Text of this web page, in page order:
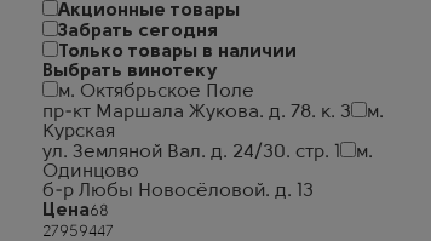
Акционные товары
Забрать сегодня
Только товары в наличии
Выбрать винотеку
м. Октябрьское Поле
пр-кт Маршала Жукова. д. 78. к. 3
м.
Курская
ул. Земляной Вал. д. 24/30. стр. 1
м.
Одинцово
б-р Любы Новосёловой. д. 13
Цена